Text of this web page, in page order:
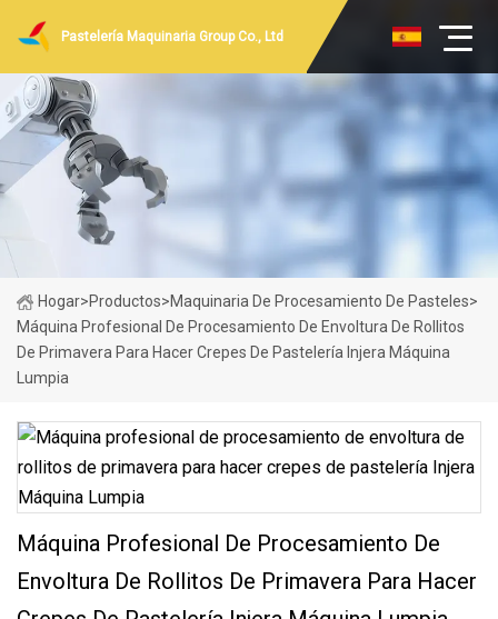
Pastelería Maquinaria Group Co., Ltd
Hogar>Productos>Maquinaria De Procesamiento De Pasteles>
Máquina Profesional De Procesamiento De Envoltura De Rollitos
De Primavera Para Hacer Crepes De Pastelería Injera Máquina
Lumpia
Máquina Profesional De Procesamiento De
Envoltura De Rollitos De Primavera Para Hacer